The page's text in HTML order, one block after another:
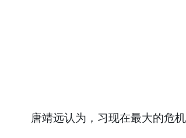
唐靖远认为，习现在最大的危机